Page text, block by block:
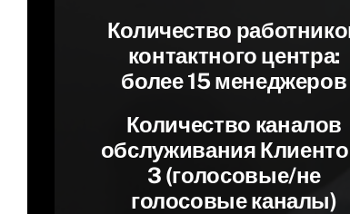
Количество
контактного центра:
более 15 менеджеров
Количество каналов
обслуживания
3 (голосовые/не
голосовые каналы)